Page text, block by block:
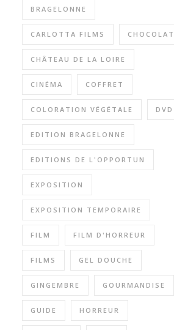
BRAGELONNE
CARLOTTA FILMS CHOCOLAT
CHÂTEAU DE LA LOIRE
CINÉMA COFFRET
COLORATION VÉGÉTALE DVD
EDITION BRAGELONNE
EDITIONS DE L'OPPORTUN
EXPOSITION
EXPOSITION TEMPORAIRE
FILM FILM D'HORREUR
FILMS GEL DOUCHE
GINGEMBRE GOURMANDISE
GUIDE HORREUR